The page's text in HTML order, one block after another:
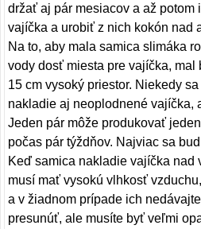
držať aj pár mesiacov a až
vajíčka a urobiť z nich kokón nad
Na to, aby mala samica slimáka
vody dosť miesta pre vajíčka,
15 cm vysoký priestor. Niekedy
nakladie aj neoplodnené vajíčka,
Jeden pár môže produkovať
počas pár týždňov. Najviac sa
Keď samica nakladie vajíčka nad
musí mať vysokú vlhkosť
a v žiadnom prípade ich
presunúť, ale musíte byť veľmi